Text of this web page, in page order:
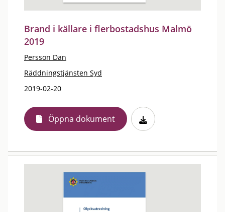
Brand i källare i flerbostadshus Malmö
2019
Persson Dan
Räddningstjänsten Syd
2019-02-20
Öppna dokument